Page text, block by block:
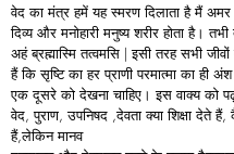
वेद का मंत्र हमें यह स्मरण दिलाता है मैं
दिव्य और मनोहारी मनुष्य शरीर होता है।
अहं ब्रह्मास्मि तत्वमसि | इसी तरह सभी
हैं कि सृष्टि का हर प्राणी परमात्मा का ही
एक दूसरे को देखना चाहिए। इस वाक्य को
वेद, पुराण, उपनिषद ,देवता क्या शिक्षा देते
हैं,लेकिन मानव